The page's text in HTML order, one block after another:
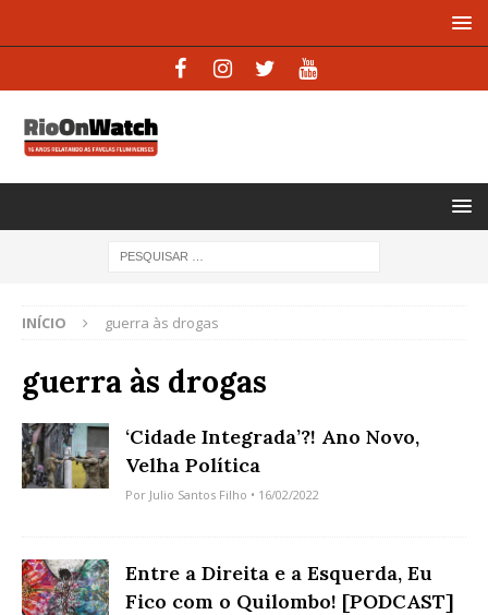
INÍCIO guerra às drogas
guerra às drogas
‘Cidade Integrada’?! Ano Novo,
Velha Política
Por Julio Santos Filho • 16/02/2022
Entre a Direita e a Esquerda, Eu
Fico com o Quilombo! [PODCAST]